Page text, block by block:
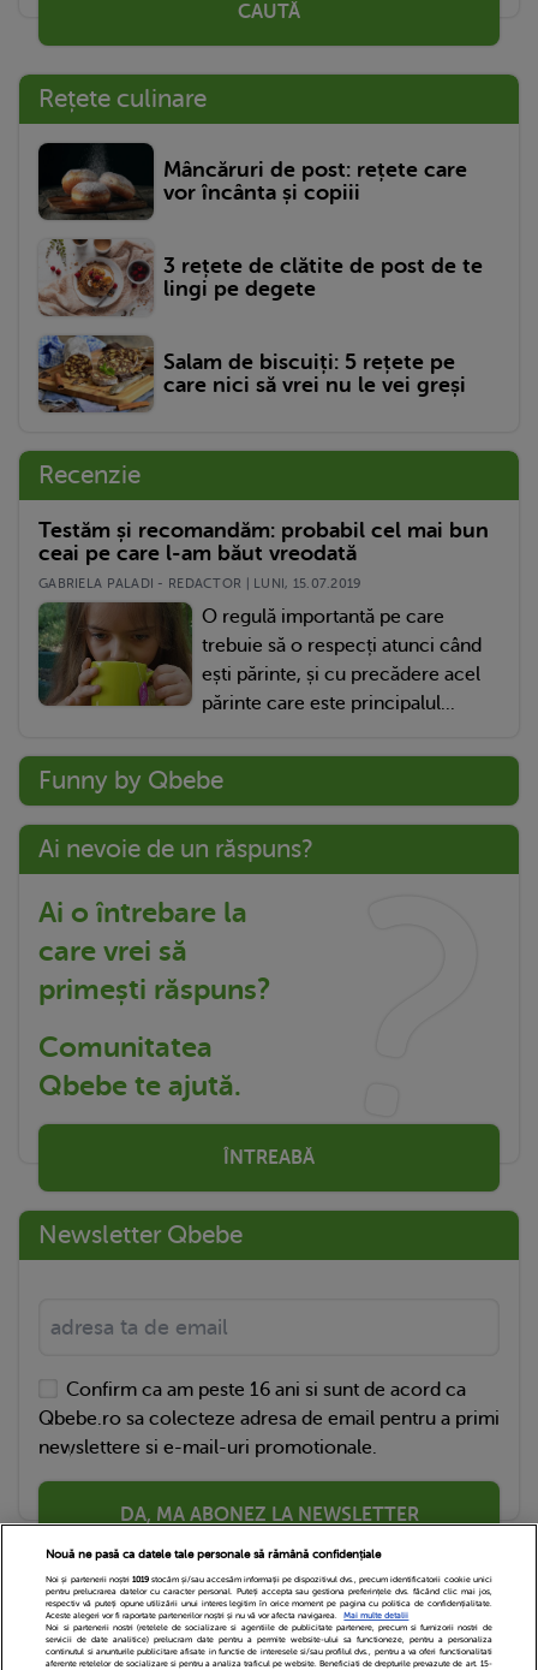
CAUTĂ
Rețete culinare
Mâncăruri de post: rețete care
vor încânta și copiii
3 rețete de clătite de post de te
lingi pe degete
Salam de biscuiți: 5 rețete pe
care nici să vrei nu le vei greși
Recenzie
Testăm și recomandăm: probabil cel mai bun
ceai pe care l-am băut vreodată
GABRIELA PALADI - REDACTOR | LUNI, 15.07.2019
O regulă importantă pe care
trebuie să o respecți atunci când
ești părinte, și cu precădere acel
părinte care este principalul...
Funny by Qbebe
Ai nevoie de un răspuns?
Ai o întrebare la
care vrei să
primești răspuns?
Comunitatea
Qbebe te ajută.
ÎNTREABĂ
Newsletter Qbebe
Confirm ca am peste 16 ani si sunt de acord ca
Qbebe.ro sa colecteze adresa de email pentru a primi
newslettere si e-mail-uri promotionale.
DA, MA ABONEZ LA NEWSLETTER
Nouă ne pasă ca datele tale personale să rămână confidențiale
Noi și partenerii noștri 1019stocăm și/sau accesăm informații pe dispozitivul dvs., precum identificatorii cookie unici
pentru prelucrarea datelor cu caracter personal. Puteți accepta sau gestiona preferințele dvs. făcând clic mai jos,
respectiv vă puteți opune utilizării unui interes legitim în orice moment pe pagina cu politica de confidențialitate.
Aceste alegeri vor fi raportate partenerilor noștri și nu vă vor afecta navigarea.
Mai multe detalii
Noi si partenerii nostri (retelele de socializare si agentiile de publicitate partenere, precum si furnizorii nostri de
servicii de date analitice) prelucram date pentru a permite website-ului sa functioneze, pentru a personaliza
continutul si anunturile publicitare afisate in functie de interesele si/sau profilul dvs., pentru a va oferi functionalitati
aferente retelelor de socializare si pentru a analiza traficul pe website. Beneficiati de drepturile prevazute de art. 15-